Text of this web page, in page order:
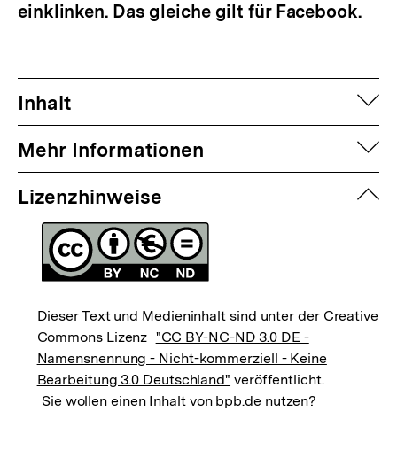
ein­klin­ken. Das glei­che gilt für Face­book.
Inhalt
Mehr Informationen
Lizenzhinweise
Dieser Text und Medieninhalt sind unter der Creative
Commons Lizenz "CC BY-NC-ND 3.0 DE -
Namensnennung - Nicht-kommerziell - Keine
Bearbeitung 3.0 Deutschland" veröffentlicht.
Sie wollen einen Inhalt von bpb.de nutzen?